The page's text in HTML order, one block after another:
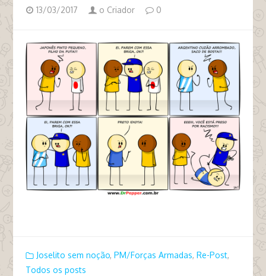
13/03/2017 o Criador 0
Joselito sem noção, PM/Forças Armadas, Re-Post,
Todos os posts